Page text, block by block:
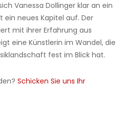
Vanessa Dollinger klar an ein
ein neues Kapitel auf. Der
mit ihrer Erfahrung aus
eine Künstlerin im Wandel, die
fest im Blick hat.
Schicken Sie uns Ihr